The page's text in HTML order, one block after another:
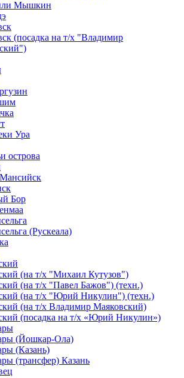
Мышкин
(посадка на т/х "Владимир
Ура
острова
Бор
(Рускеала)
(на т/х "Михаил Кутузов")
(на т/х "Павел Бажов") (техн.)
(на т/х "Юрий Никулин") (техн.)
(на т/х Владимир Маяковский)
(посадка на т/х «Юрий Никулин»)
(Йошкар-Ола)
(Казань)
(трансфер) Казань